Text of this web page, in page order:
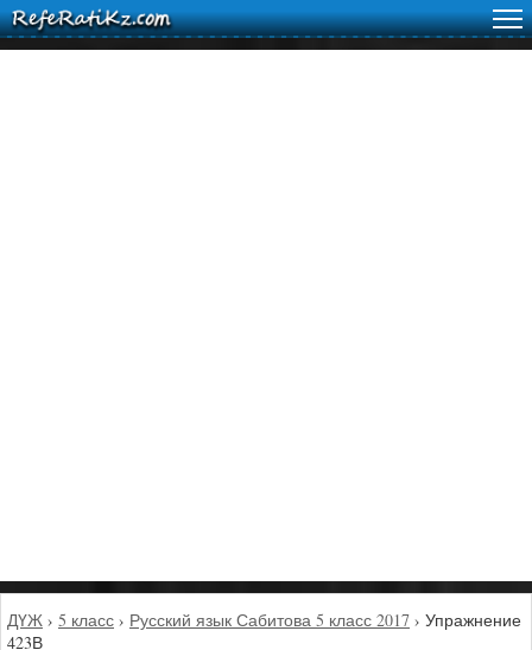
ДҮЖ › 5 класс › Русский язык Сабитова 5 класс 2017 › Упражнение
423В